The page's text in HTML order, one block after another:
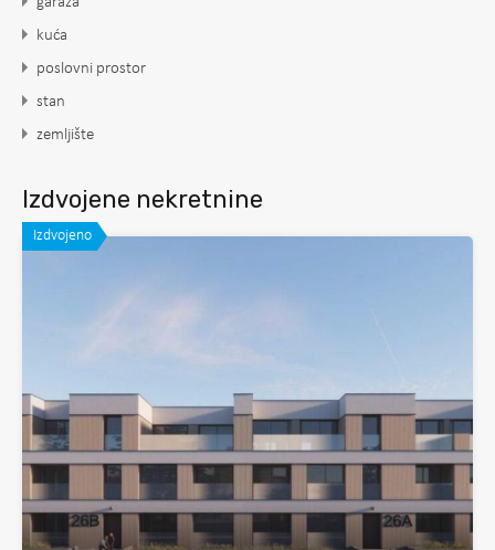
kuća
poslovni prostor
stan
zemljište
Izdvojene nekretnine
Izdvojeno